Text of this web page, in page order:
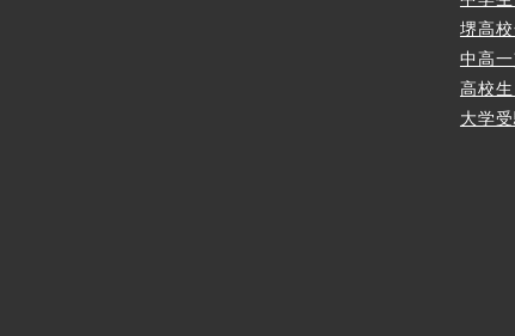
堺高
中高
高校
大学